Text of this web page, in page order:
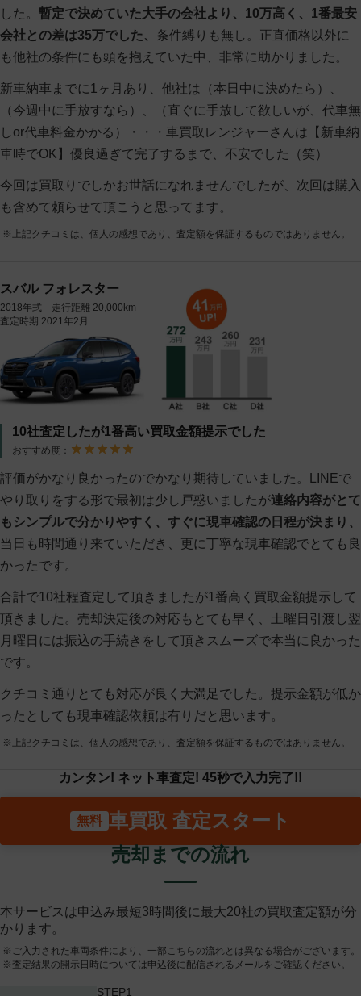
した。 暫定で決めていた大手の会社より、10万高く、1番最安
会社との差は35万でした、 条件縛りも無し。正直価格以外に
も他社の条件にも頭を抱えていた中、非常に助かりました。
新車納車までに1ヶ月あり、他社は（本日中に決めたら）、
（今週中に手放すなら）、（直ぐに手放して欲しいが、代車無
しor代車料金かかる）・・・車買取レンジャーさんは【新車納
車時でOK】優良過ぎて完了するまで、不安でした（笑）
今回は買取りでしかお世話になれませんでしたが、次回は購入
も含めて頼らせて頂こうと思ってます。
※上記クチコミは、個人の感想であり、査定額を保証するものではありません。
スバル フォレスター
2018年式 走行距離 20,000km
査定時期 2021年2月
10社査定したが1番高い買取金額提示でした
おすすめ度：
評価がかなり良かったのでかなり期待していました。LINEで
やり取りをする形で最初は少し戸惑いましたが連絡内容がとて
もシンプルで分かりやすく、すぐに現車確認の日程が決まり、
当日も時間通り来ていただき、更に丁寧な現車確認でとても良
かったです。
合計で10社程査定して頂きましたが1番高く買取金額提示して
頂きました。売却決定後の対応もとても早く、土曜日引渡し翌
月曜日には振込の手続きをして頂きスムーズで本当に良かった
です。
クチコミ通りとても対応が良く大満足でした。提示金額が低か
ったとしても現車確認依頼は有りだと思います。
※上記クチコミは、個人の感想であり、査定額を保証するものではありません。
カンタン! ネット車査定! 45秒で入力完了!!
車買取 査定スタート
売却までの流れ
本サービスは申込み最短3時間後に最大20社の買取査定額が分
かります。
※ご入力された車両条件により、一部こちらの流れとは異なる場合がございます。
※査定結果の開示日時については申込後に配信されるメールをご確認ください。
STEP1